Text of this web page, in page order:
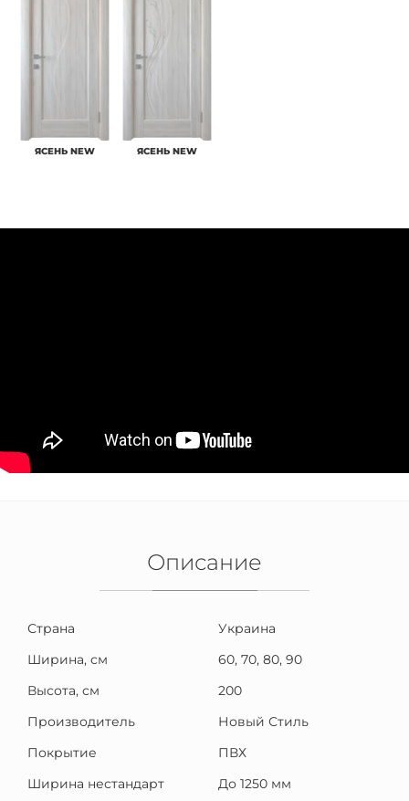
ЯСЕНЬ NEW ЯСЕНЬ NEW
Описание
Страна
Украина
Ширина, см
60, 70, 80, 90
Высота, см
200
Производитель
Новый Стиль
Покрытие
ПВХ
Ширина нестандарт
До 1250 мм